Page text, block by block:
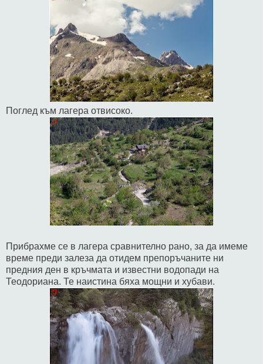
Поглед към лагера отвисоко.
Прибрахме се в лагера сравнително рано, за да имеме
време преди залеза да отидем препоръчаните ни
предния ден в кръчмата и известни водопади на
Теодориана. Те наистина бяха мощни и хубави.